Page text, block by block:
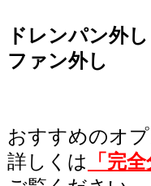
ドレンパン
ファン外
おすすめのオ
詳しくは
「完